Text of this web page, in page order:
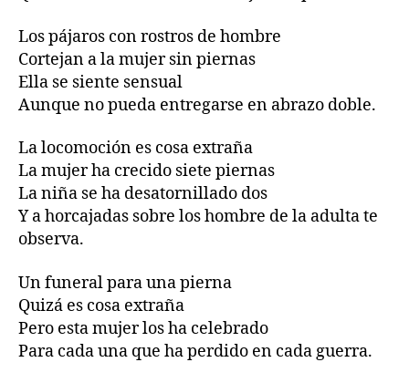
Los pájaros con rostros de hombre
Cortejan a la mujer sin piernas
Ella se siente sensual
Aunque no pueda entregarse en abrazo doble.
La locomoción es cosa extraña
La mujer ha crecido siete piernas
La niña se ha desatornillado dos
Y a horcajadas sobre los hombre de la adulta te
observa.
Un funeral para una pierna
Quizá es cosa extraña
Pero esta mujer los ha celebrado
Para cada una que ha perdido en cada guerra.